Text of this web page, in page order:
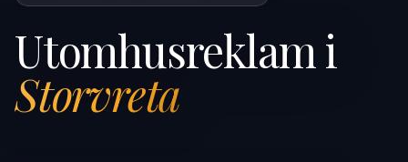
Utomhusreklam i
Storvreta